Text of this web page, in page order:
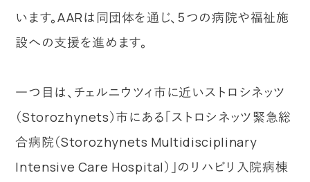
います。AARは同団体を通じ、５つの病院や福祉施
設への支援を進めます。
一つ目は、チェルニウツィ市に近いストロシネッツ
（Storozhynets）市にある「ストロシネッツ緊急総
合病院（Storozhynets Multidisciplinary
Intensive Care Hospital）」のリハビリ入院病棟